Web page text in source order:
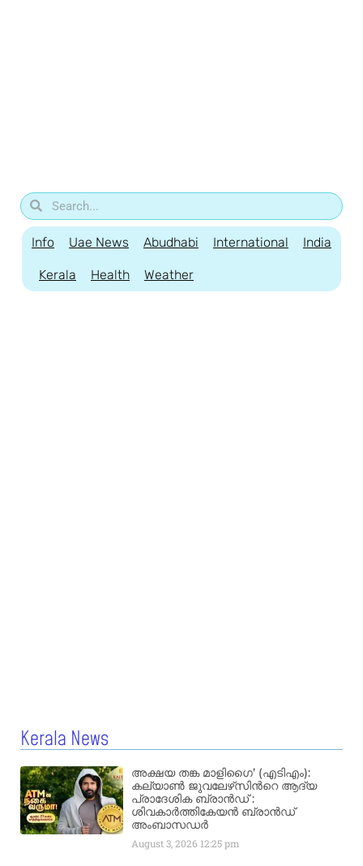
Info Uae News Abudhabi International India
Kerala Health Weather
Kerala News
അക്ഷയ തങ്ക മാളിഗൈ’ (എടിഎം):
കല്യാണ്‍ ജുവലേഴ്‌സിന്‍റെ ആദ്യ
പ്രാദേശിക ബ്രാന്‍ഡ് :
ശിവകാര്‍ത്തികേയന്‍ ബ്രാന്‍ഡ്
അംബാസഡര്‍
August 3, 2026 12:25 pm